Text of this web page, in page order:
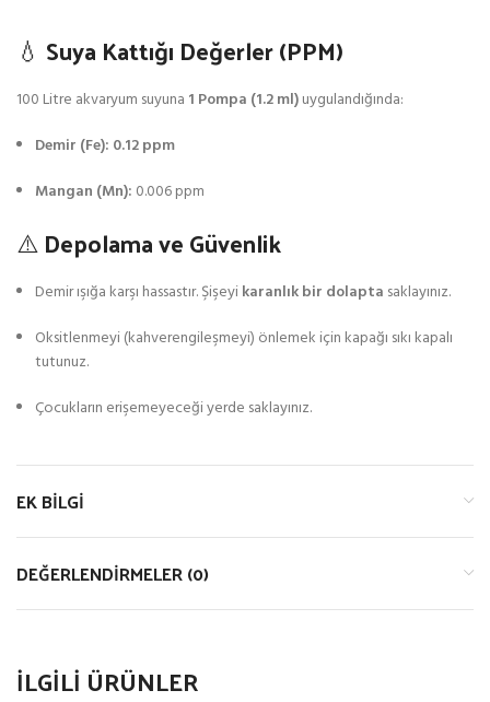
💧 Suya Kattığı Değerler (PPM)
100 Litre akvaryum suyuna 1 Pompa (1.2 ml)uygulandığında:
Demir (Fe): 0.12 ppm
Mangan (Mn): 0.006 ppm
⚠️ Depolama ve Güvenlik
Demir ışığa karşı hassastır. Şişeyikaranlık bir dolapta saklayınız.
Oksitlenmeyi (kahverengileşmeyi) önlemek için kapağı sıkı kapalı
tutunuz.
Çocukların erişemeyeceği yerde saklayınız.
EK BILGI
DEĞERLENDIRMELER (0)
İLGILI ÜRÜNLER